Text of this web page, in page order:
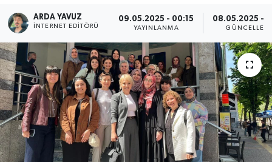
ARDA YAVUZ
İNTERNET EDITÖRÜ
09.05.2025 - 00:15
YAYINLANMA
08.05.2025 -
ULUSAL
İLÇELERİMİZ
RESMİ İLAN